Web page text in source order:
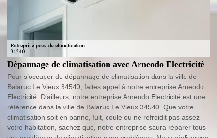
Dépannage de climatisation avec Arneodo Electricité
Pour s’occuper du dépannage de climatisation dans la ville de
Balaruc Le Vieux 34540, faites appel à notre entreprise Arneodo
Electricité. D’ailleurs, notre entreprise Arneodo Electricité est une
référence dans la ville de Balaruc Le Vieux 34540. Que votre
climatisation soit en panne, fuit, coule ou ne refroidit pas assez
votre habitation, sachez que, notre entreprise saura réparer tous